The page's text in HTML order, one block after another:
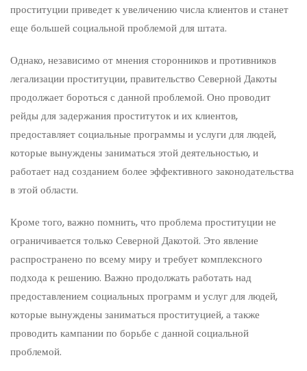
проституции приведет к увеличению числа клиентов и станет
еще большей социальной проблемой для штата.
Однако, независимо от мнения сторонников и противников
легализации проституции, правительство Северной Дакоты
продолжает бороться с данной проблемой. Оно проводит
рейды для задержания проституток и их клиентов,
предоставляет социальные программы и услуги для людей,
которые вынуждены заниматься этой деятельностью, и
работает над созданием более эффективного законодательства
в этой области.
Кроме того, важно помнить, что проблема проституции не
ограничивается только Северной Дакотой. Это явление
распространено по всему миру и требует комплексного
подхода к решению. Важно продолжать работать над
предоставлением социальных программ и услуг для людей,
которые вынуждены заниматься проституцией, а также
проводить кампании по борьбе с данной социальной
проблемой.